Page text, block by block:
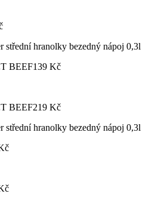
střední hranolky bezedný nápoj 0,3l
BEEF139 Kč
BEEF219 Kč
střední hranolky bezedný nápoj 0,3l